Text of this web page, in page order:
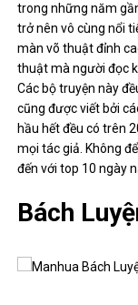
trong những năm
trở nên vô cùng nổi
màn võ thuật đỉnh
thuật mà người đọc
Các bộ truyện này
cũng được viết bởi
hầu hết đều có trên
mọi tác giả. Không
đến với top 10 ngày
Bách